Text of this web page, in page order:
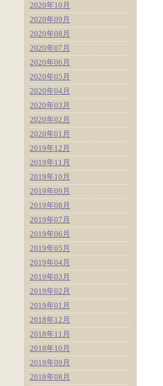
2020年10月
2020年09月
2020年08月
2020年07月
2020年06月
2020年05月
2020年04月
2020年03月
2020年02月
2020年01月
2019年12月
2019年11月
2019年10月
2019年09月
2019年08月
2019年07月
2019年06月
2019年05月
2019年04月
2019年03月
2019年02月
2019年01月
2018年12月
2018年11月
2018年10月
2018年09月
2018年08月